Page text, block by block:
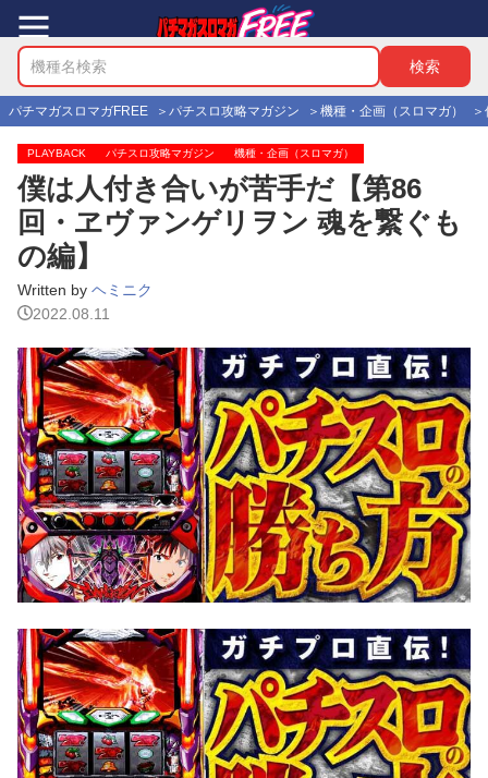
パチマガスロマガFREE パチスロ攻略マガジン 機種・企画（スロマガ）
PLAYBACK パチスロ攻略マガジン 機種・企画（スロマガ）
僕は人付き合いが苦手だ【第86
回・ヱヴァンゲリヲン 魂を繋ぐも
の編】
Written by ヘミニク
2022.08.11